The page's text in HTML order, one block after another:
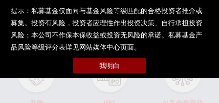
被投企业 上市公司伙伴
提示：私募基金仅面向与基金风险等级匹配的合格投资者推介或
募集。投资有风险，投资者应理性作出投资决策、自行承担投资
风险；本公司不作保本保收益或投资无风险的承诺。私募基金产
品风险等级评分表详见网站媒体中心页面。
我明白